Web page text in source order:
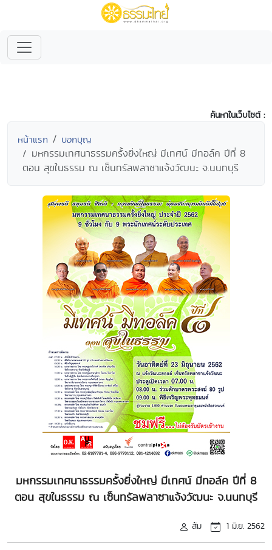
ค้นหาในเว็บไซต์ :
หน้าแรก บอกบุญ
มหกรรมเทศนาธรรมครั้งยิ่งใหญ่ มีเทศน์ มีทอล์ค ปีที่ 8
ตอน สุขในธรรม ณ เซ็นทรัลพลาซาแจ้งวัฒนะ จ.นนทบุรี
มหกรรมเทศนาธรรมครั้งยิ่งใหญ่ มีเทศน์ มีทอล์ค ปีที่ 8
ตอน สุขในธรรม ณ เซ็นทรัลพลาซาแจ้งวัฒนะ จ.นนทบุรี
ส้ม 1 มิ.ย. 2562